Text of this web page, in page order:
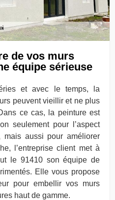
de vos murs
équipe sérieuse
et avec le temps, la
peuvent vieillir et ne plus
ce cas, la peinture est
seulement pour l’aspect
mais aussi pour améliorer
l’entreprise client met à
le 91410 son équipe de
Elle vous propose
pour embellir vos murs
haut de gamme.